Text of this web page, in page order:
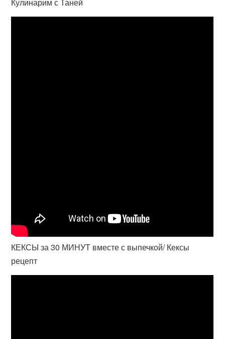
КЕКСЫ за 30 МИНУТ вместе с выпечкой/ Кексы
рецепт